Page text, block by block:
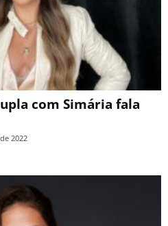
com Simária fala
2022